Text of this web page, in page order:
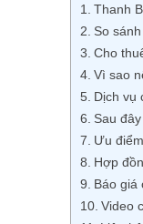
Thanh
So
Cho
Vì sao
Dịch vụ
Sau
Ưu
Hợp
Báo giá
Video